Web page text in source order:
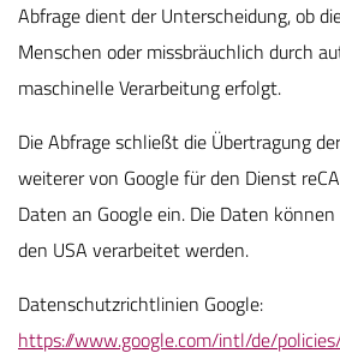
Abfrage dient der Unterscheidung, ob
Menschen oder missbräuchlich durch
maschinelle Verarbeitung erfolgt.
Die Abfrage schließt die Übertragung
weiterer von Google für den Dienst
Daten an Google ein. Die Daten
den USA verarbeitet werden.
Datenschutzrichtlinien Google:
https://www.google.com/intl/de/